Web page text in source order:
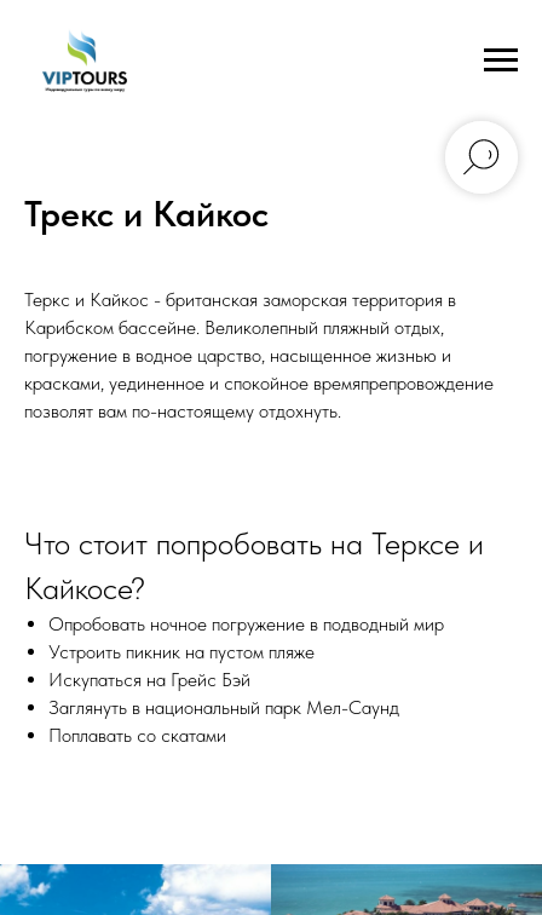
Трекс и Кайкос
Теркс и Кайкос - британская заморская территория в
Карибском бассейне. Великолепный пляжный отдых,
погружение в водное царство, насыщенное жизнью и
красками, уединенное и спокойное времяпрепровождение
позволят вам по-настоящему отдохнуть.
Что стоит попробовать на Терксе и
Кайкосе?
Опробовать ночное погружение в подводный мир
Устроить пикник на пустом пляже
Искупаться на Грейс Бэй
Заглянуть в национальный парк Мел-Саунд
Поплавать со скатами